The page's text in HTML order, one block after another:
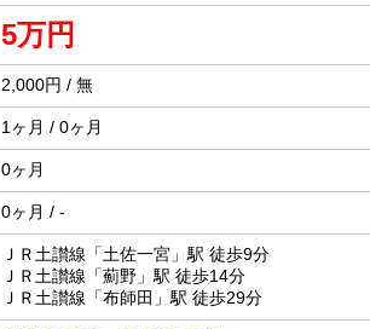
5万円
2,000円 / 無
1ヶ月 / 0ヶ月
0ヶ月
0ヶ月 / -
ＪＲ土讃線「土佐一宮」駅 徒歩9分
ＪＲ土讃線「薊野」駅 徒歩14分
ＪＲ土讃線「布師田」駅 徒歩29分